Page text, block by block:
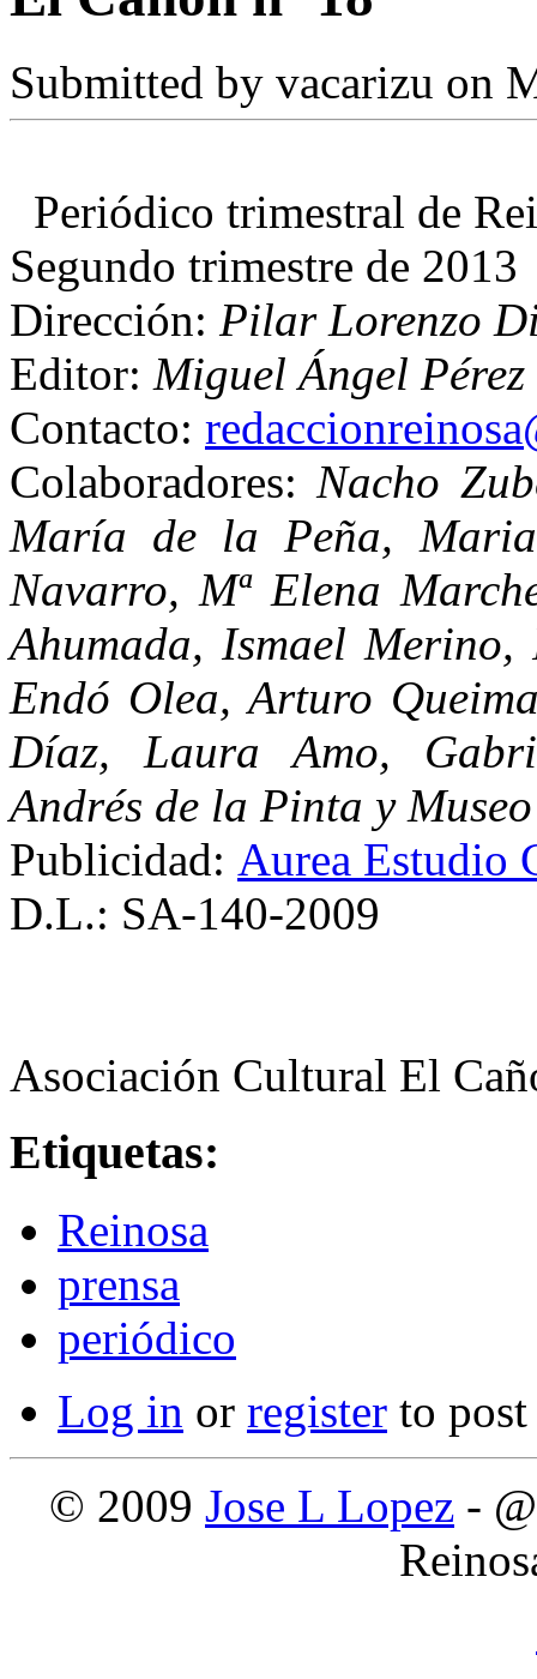
Submitted by vacarizu on
Periódico trimestral de
Segundo trimestre de 2013
Dirección: Pilar Lorenzo
Editor: Miguel Ángel
Contacto:
Colaboradores: Nacho
María de la Peña,
Navarro, Mª Elena
Ahumada, Ismael
Endó Olea, Arturo
Díaz, Laura Amo,
Andrés de la Pinta y
Publicidad: Aurea Estudio
D.L.: SA-140-2009
Asociación Cultural El
Etiquetas:
Reinosa
prensa
periódico
Log in or register to
© 2009 Jose L Lopez -